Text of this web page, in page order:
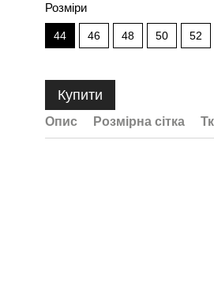
Розміри
44 46 48 50 52
Купити
Опис Розмірна сітка